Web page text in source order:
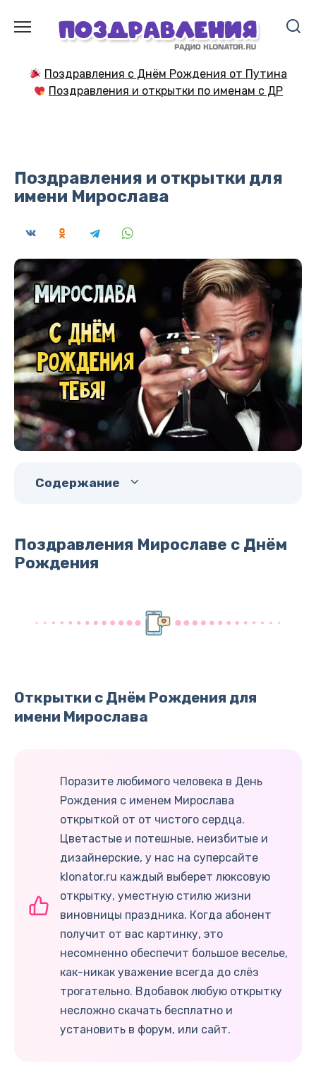
содержанию
Поздравления с Днём Рождения от Путина
Поздравления и открытки по именам с ДР
Поздравления и открытки для
имени Мирослава
Содержание
Поздравления Мирославе с Днём
Рождения
Открытки с Днём Рождения для
имени Мирослава
Поразите любимого человека в День
Рождения с именем Мирослава
открыткой от от чистого сердца.
Цветастые и потешные, неизбитые и
дизайнерские, у нас на суперсайте
klonator.ru каждый выберет люксовую
открытку, уместную стилю жизни
виновницы праздника. Когда абонент
получит от вас картинку, это
несомненно обеспечит большое веселье,
как-никак уважение всегда до слёз
трогательно. Вдобавок любую открытку
несложно скачать бесплатно и
установить в форум, или сайт.